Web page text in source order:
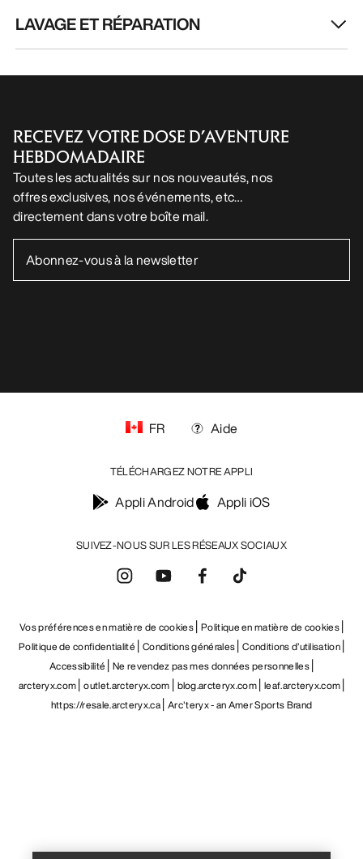
LAVAGE ET RÉPARATION
RECEVEZ VOTRE DOSE D’AVENTURE
HEBDOMADAIRE
Toutes les actualités sur nos nouveautés, nos
offres exclusives, nos événements, etc…
directement dans votre boîte mail.
SUIVEZ-NOUS SUR LES RÉSEAUX SOCIAUX
FR Aide
TÉLÉCHARGEZ NOTRE APPLI
Appli Android Appli iOS
Vos préférences en matière de cookies Politique en matière de cookies
Politique de confidentialité Conditions générales Conditions d’utilisation
Accessibilité Ne revendez pas mes données personnelles
arcteryx.com outlet.arcteryx.com blog.arcteryx.com leaf.arcteryx.com
https://resale.arcteryx.ca Arc'teryx - an Amer Sports Brand